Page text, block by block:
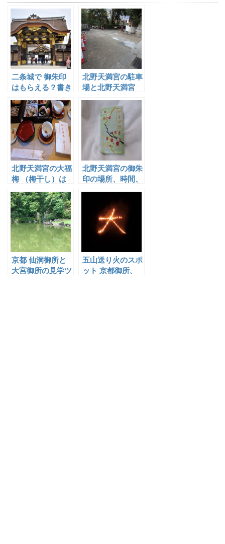
二条城で 御朱印
はもらえる？書き
御朱印帳は? スタ
ンプは？
北野天満宮の駐車
場と北野天満宮
間と料金について
北野天満宮の大福
梅 （梅干し）は
べ方は？
北野天満宮の御朱
印の場所、時間、
印帳と御朱印袋
京都 仙洞御所と
大宮御所の見学ツ
五山送り火のスポ
ット 京都御所、